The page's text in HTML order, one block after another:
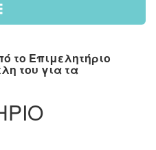
το Επιμελητήριο
του για τα